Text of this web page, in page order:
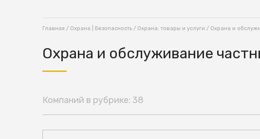
Главная / Охрана | Безопасность / Охрана: товары и услуги / Охрана и
Охрана и обслуживание
Компаний в рубрике: 38